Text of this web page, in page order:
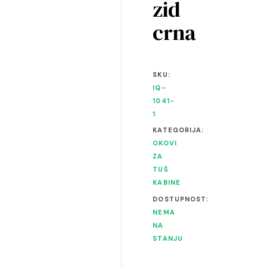
zid
crna
SKU:
IQ-
1041-
1
KATEGORIJA:
OKOVI
ZA
TUŠ
KABINE
DOSTUPNOST:
NEMA
NA
STANJU